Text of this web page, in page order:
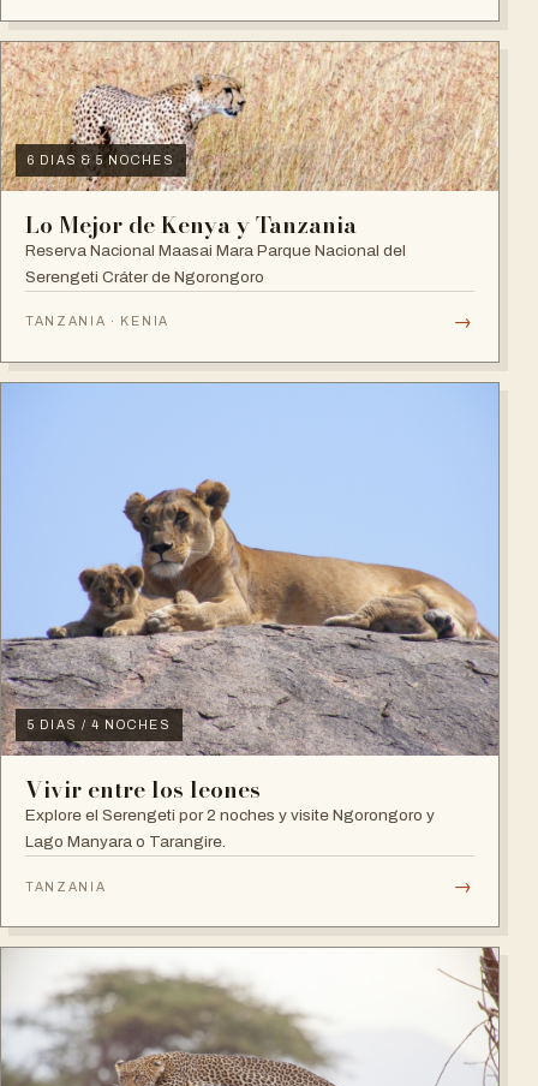
6 DIAS & 5 NOCHES
Lo Mejor de Kenya y Tanzania
Reserva Nacional Maasai Mara Parque Nacional del
Serengeti Cráter de Ngorongoro
TANZANIA · KENIA →
5 DIAS / 4 NOCHES
Vivir entre los leones
Explore el Serengeti por 2 noches y visite Ngorongoro y
Lago Manyara o Tarangire.
TANZANIA →